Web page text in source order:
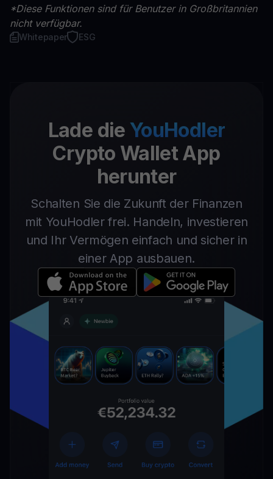
*Diese Funktionen sind für Benutzer in Großbritannien
nicht verfügbar.
Whitepaper ESG
Lade die YouHodler
Crypto Wallet App
herunter
Schalten Sie die Zukunft der Finanzen
mit YouHodler frei. Handeln, investieren
und Ihr Vermögen einfach und sicher in
einer App ausbauen.